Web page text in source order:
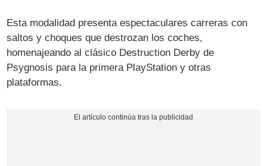
Esta modalidad presenta espectaculares carreras con
saltos y choques que destrozan los coches,
homenajeando al clásico Destruction Derby de
Psygnosis para la primera PlayStation y otras
plataformas.